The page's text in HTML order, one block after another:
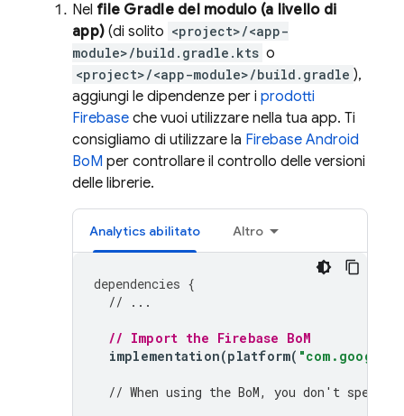
Nel file Gradle del modulo (a livello di
app) (di solito <project>/<app-
module>/build.gradle.kts o
<project>/<app-module>/build.gradle ),
aggiungi le dipendenze per i prodotti
Firebase che vuoi utilizzare nella tua app. Ti
consigliamo di utilizzare la Firebase Android
BoM per controllare il controllo delle versioni
delle librerie.
Analytics abilitato Altro
dependencies {
// ...
// Import the Firebase BoM
implementation(platform(
// When using the BoM, you don't specify